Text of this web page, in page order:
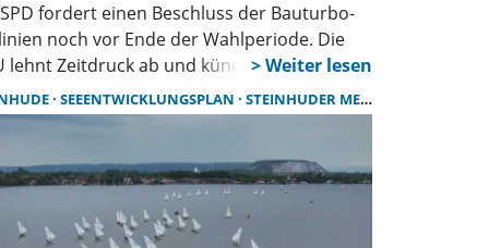
fordert einen Beschluss der Bauturbo-
noch vor Ende der Wahlperiode. Die
lehnt Zeitdruck ab und kündigt Änderungen
geht es vor allem um die Frage, wie
Investoren durch Vorgaben zum sozialen
SEEENTWICKLUNGSPLAN STEINHUDER MEER